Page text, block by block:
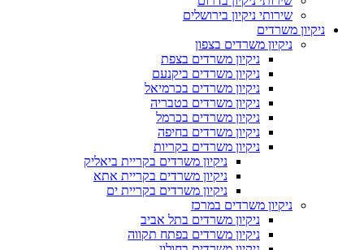
שירותי ניקיון בירושלים
ניקיון משרדים
ניקיון משרדים בצפון
ניקיון משרדים בצפת
ניקיון משרדים ביקנעם
ניקיון משרדים בכרמיאל
ניקיון משרדים בטבריה
ניקיון משרדים בכרמל
ניקיון משרדים בחיפה
ניקיון משרדים בקריות
ניקיון משרדים בקריית ביאליק
ניקיון משרדים בקריית אתא
ניקיון משרדים בקריית ים
ניקיון משרדים במרכז
ניקיון משרדים בתל אביב
ניקיון משרדים בפתח תקווה